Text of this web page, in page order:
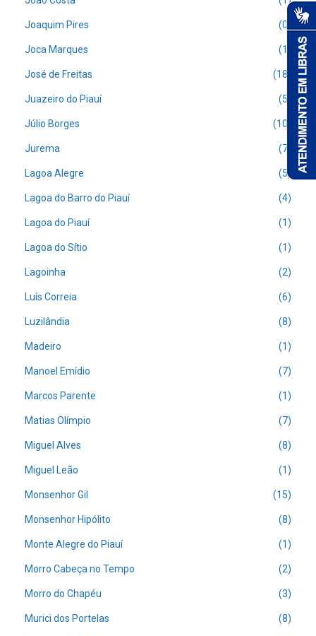
Joaquim Pires (0)
Joca Marques (1)
José de Freitas (18)
Juazeiro do Piauí (5)
Júlio Borges (10)
Jurema (7)
Lagoa Alegre (5)
Lagoa do Barro do Piauí (4)
Lagoa do Piauí (1)
Lagoa do Sítio (1)
Lagoinha (2)
Luís Correia (6)
Luzilândia (8)
Madeiro (1)
Manoel Emídio (7)
Marcos Parente (1)
Matias Olímpio (7)
Miguel Alves (8)
Miguel Leão (1)
Monsenhor Gil (15)
Monsenhor Hipólito (8)
Monte Alegre do Piauí (1)
Morro Cabeça no Tempo (2)
Morro do Chapéu (3)
Murici dos Portelas (8)